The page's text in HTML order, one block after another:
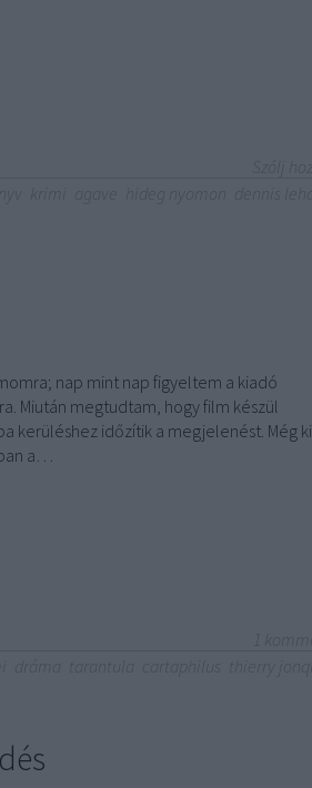
nap mint nap figyeltem a kiadó
Miután megtudtam, hogy film készül
kerüléshez időzítik a megjelenést. Még ki
a…